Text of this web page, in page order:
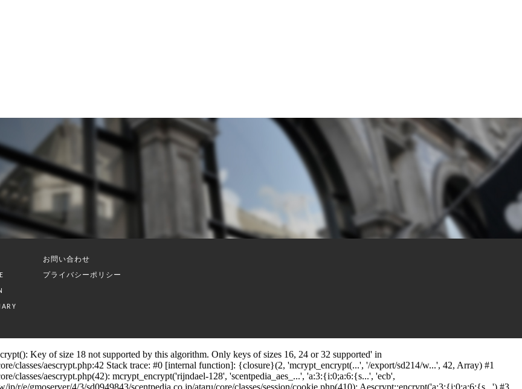
お問い合わせ
プライバシーポリシー
Key of size 18 not supported by this algorithm. Only keys of sizes 16, 24 or 32 supported' in
classes/aescrypt.php:42 Stack trace: #0 [internal function]: {closure}(2, 'mcrypt_encrypt(...', '/export/sd214/w...', 42, Array) #1
classes/aescrypt.php(42): mcrypt_encrypt('rijndael-128', 'scentpedia_aes_...', 'a:3:{i:0;a:6:{s...', 'ecb',
gmoserver/4/3/sd0949843/scentpedia.co.jp/ataru/core/classes/session/cookie.php(410): Aescrypt::encrypt('a:3:{i:0;a:6:{s...') #3